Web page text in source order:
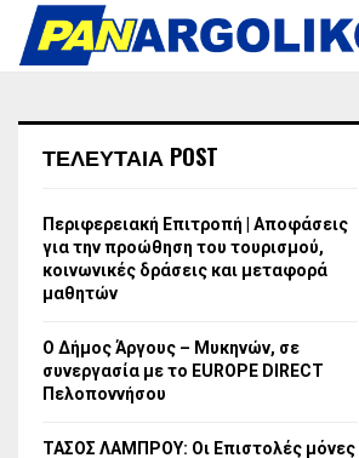
ΤΕΛΕΥΤΑΙΑ POST
Περιφερειακή Επιτροπή | Αποφάσεις
για την προώθηση του τουρισμού,
κοινωνικές δράσεις και μεταφορά
μαθητών
Ο Δήμος Άργους – Μυκηνών, σε
συνεργασία με το EUROPE DIRECT
Πελοποννήσου
ΤΑΣΟΣ ΛΑΜΠΡΟΥ: Οι Επιστολές μόνες